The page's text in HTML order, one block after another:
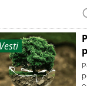
Vesti